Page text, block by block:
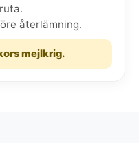
återlämning.
mejlkrig.